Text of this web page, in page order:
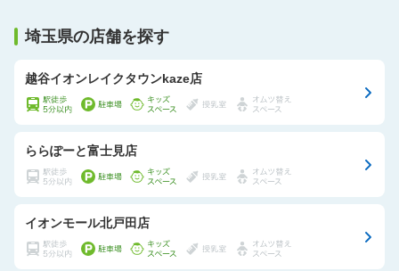
埼玉県の店舗を探す
越谷イオンレイクタウンkaze店
ららぽーと富士見店
イオンモール北戸田店